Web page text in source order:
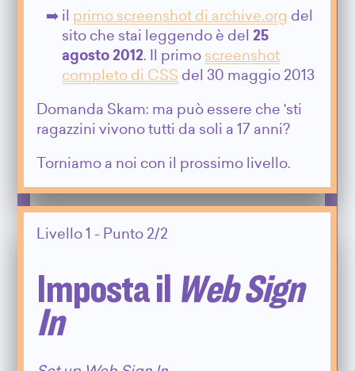
il primo screenshot di archive.org del
sito che stai leggendo è del 25
agosto 2012. Il primo screenshot
completo di CSS del 30 maggio 2013
Domanda Skam: ma può essere che 'sti
ragazzini vivono tutti da soli a 17 anni?
Torniamo a noi con il prossimo livello.
Livello 1 - Punto 2/2
Imposta il Web Sign
In